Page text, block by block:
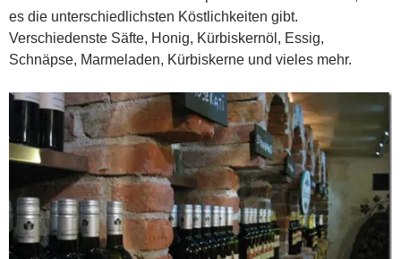
es die unterschiedlichsten Köstlichkeiten gibt.
Verschiedenste Säfte, Honig, Kürbiskernöl, Essig,
Schnäpse, Marmeladen, Kürbiskerne und vieles mehr.